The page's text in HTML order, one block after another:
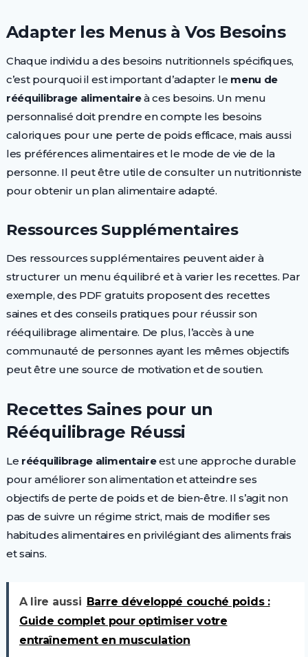
Adapter les Menus à Vos Besoins
Chaque individu a des besoins nutritionnels spécifiques,
c’est pourquoi il est important d’adapter le menu de
rééquilibrage alimentaireà ces besoins. Un menu
personnalisé doit prendre en compte les besoins
caloriques pour une perte de poids efficace, mais aussi
les préférences alimentaires et le mode de vie de la
personne. Il peut être utile de consulter un nutritionniste
pour obtenir un plan alimentaire adapté.
Ressources Supplémentaires
Des ressources supplémentaires peuvent aider à
structurer un menu équilibré et à varier les recettes. Par
exemple, des PDF gratuits proposent des recettes
saines et des conseils pratiques pour réussir son
rééquilibrage alimentaire. De plus, l’accès à une
communauté de personnes ayant les mêmes objectifs
peut être une source de motivation et de soutien.
Recettes Saines pour un
Rééquilibrage Réussi
Le rééquilibrage alimentaireest une approche durable
pour améliorer son alimentation et atteindre ses
objectifs de perte de poids et de bien-être. Il s’agit non
pas de suivre un régime strict, mais de modifier ses
habitudes alimentaires en privilégiant des aliments frais
et sains.
A lire aussi Barre développé couché poids :
Guide complet pour optimiser votre
entraînement en musculation